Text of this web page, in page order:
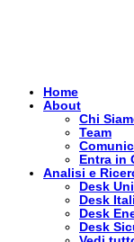
Home
About
Chi
Team
Entra in
Analisi e
Desk
Desk
Desk
Desk